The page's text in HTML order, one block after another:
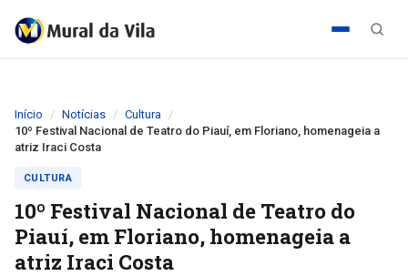
Início Notícias
Cultura
10º Festival Nacional de Teatro do Piauí, em Floriano, homenageia a
atriz Iraci Costa
CULTURA
10º Festival Nacional de Teatro do
Piauí, em Floriano, homenageia a
atriz Iraci Costa